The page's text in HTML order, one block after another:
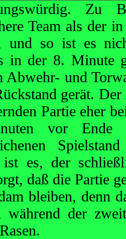
Team als der
und so ist es
in der 8. Minute
Abwehr- und
gerät.
Partie eher
vor Ende
ist es, der
daß die Partie
bleiben, denn
während der